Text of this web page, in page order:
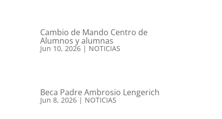
Cambio de Mando Centro de
Alumnos y alumnas
Jun 10, 2026| NOTICIAS
Beca Padre Ambrosio Lengerich
Jun 8, 2026| NOTICIAS